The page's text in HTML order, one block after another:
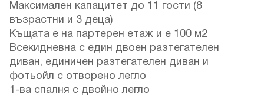
Максимален капацитет до 11 гости (8
възрастни и 3 деца)
Къщата е на партерен етаж и е 100 м2
Всекидневна с един двоен разтегателен
диван, единичен разтегателен диван и
фотьойл с отворено легло
1-ва спалня с двойно легло